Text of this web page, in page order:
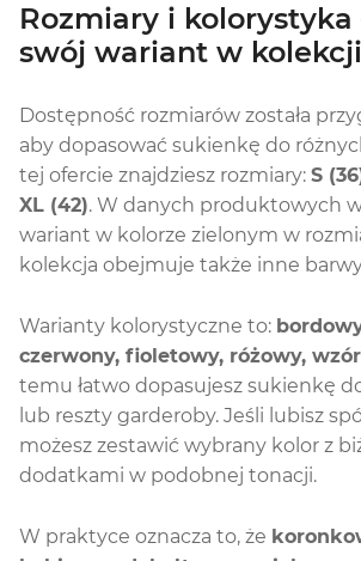
Rozmiary i kolorystyka
swój wariant w kolekcji
Dostępność rozmiarów została
aby dopasować sukienkę do
tej ofercie znajdziesz rozmiary: S
XL (42). W danych produktowych
wariant w kolorze zielonym w
kolekcja obejmuje także inne
Warianty kolorystyczne to:
czerwony, fioletowy, różowy,
temu łatwo dopasujesz sukienkę
lub reszty garderoby. Jeśli lubisz
możesz zestawić wybrany kolor z
dodatkami w podobnej tonacji.
W praktyce oznacza to, że